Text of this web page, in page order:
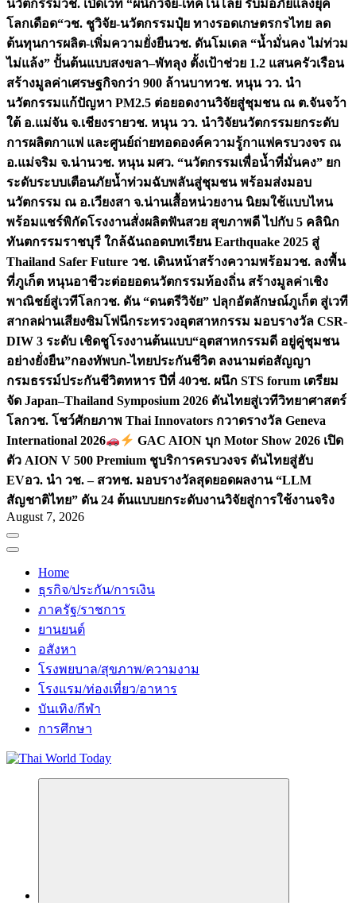
นวัตกรรมวช. เปิดเวที “ผนึกวิจัย-เทคโนโลยี รับมือภัยแล้งยุค
โลกเดือด“วช. ชูวิจัย-นวัตกรรมปุ๋ย ทางรอดเกษตรกรไทย ลด
ต้นทุนการผลิต-เพิ่มความยั่งยืนวช. ดันโมเดล “น้ำมั่นคง ไม่ท่วม
ไม่แล้ง” ปั้นต้นแบบสงขลา–พัทลุง ตั้งเป้าช่วย 1.2 แสนครัวเรือน
สร้างมูลค่าเศรษฐกิจกว่า 900 ล้านบาทวช. หนุน วว. นำ
นวัตกรรมแก้ปัญหา PM2.5 ต่อยอดงานวิจัยสู่ชุมชน ณ ต.จันจว้า
ใต้ อ.แม่จัน จ.เชียงรายวช. หนุน วว. นำวิจัยนวัตกรรมยกระดับ
การผลิตกาแฟ และศูนย์ถ่ายทอดองค์ความรู้กาแฟครบวงจร ณ
อ.แม่จริม จ.น่านวช. หนุน มศว. “นวัตกรรมเพื่อน้ำที่มั่นคง” ยก
ระดับระบบเตือนภัยน้ำท่วมฉับพลันสู่ชุมชน พร้อมส่งมอบ
นวัตกรรม ณ อ.เวียงสา จ.น่านเสื้อหน่วยงาน นิยมใช้แบบไหน
พร้อมแชร์พิกัดโรงงานสั่งผลิตฟันสวย สุขภาพดี ไปกับ 5 คลินิก
ทันตกรรมราชบุรี ใกล้ฉันถอดบทเรียน Earthquake 2025 สู่
Thailand Safer Future วช. เดินหน้าสร้างความพร้อมวช. ลงพื้น
ที่ภูเก็ต หนุนอาชีวะต่อยอดนวัตกรรมท้องถิ่น สร้างมูลค่าเชิง
พาณิชย์สู่เวทีโลกวช. ดัน “ดนตรีวิจัย” ปลุกอัตลักษณ์ภูเก็ต สู่เวที
สากลผ่านเสียงซิมโฟนีกระทรวงอุตสาหกรรม มอบรางวัล CSR-
DIW 3 ระดับ เชิดชูโรงงานต้นแบบ“อุตสาหกรรมดี อยู่คู่ชุมชน
อย่างยั่งยืน”กองทัพบก-ไทยประกันชีวิต ลงนามต่อสัญญา
กรมธรรม์ประกันชีวิตทหาร ปีที่ 40วช. ผนึก STS forum เตรียม
จัด Japan–Thailand Symposium 2026 ดันไทยสู่เวทีวิทยาศาสตร์
โลกวช. โชว์ศักยภาพ Thai Innovators กวาดรางวัล Geneva
International 2026
GAC AION บุก Motor Show 2026 เปิด
ตัว AION V 500 Premium ชูบริการครบวงจร ดันไทยสู่ฮับ
EVอว. นำ วช. – สวทช. มอบรางวัลสุดยอดผลงาน “LLM
สัญชาติไทย” ดัน 24 ต้นแบบยกระดับงานวิจัยสู่การใช้งานจริง
August 7, 2026
Home
ธุรกิจ/ประกัน/การเงิน
ภาครัฐ/ราชการ
ยานยนต์
อสังหา
โรงพยบาล/สุขภาพ/ความงาม
โรงแรม/ท่องเที่ยว/อาหาร
บันเทิง/กีฬา
การศึกษา